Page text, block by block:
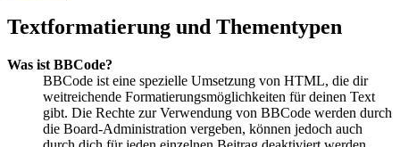
Textformatierung und Thementypen
Was ist BBCode?
BBCode ist eine spezielle Umsetzung von HTML, die dir
weitreichende Formatierungsmöglichkeiten für deinen Text
gibt. Die Rechte zur Verwendung von BBCode werden durch
die Board-Administration vergeben, können jedoch auch